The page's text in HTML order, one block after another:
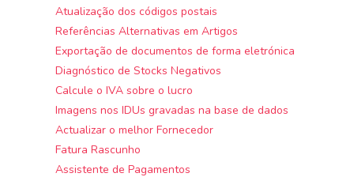
Atualização dos códigos postais
Referências Alternativas em Artigos
Exportação de documentos de forma eletrónica
Diagnóstico de Stocks Negativos
Calcule o IVA sobre o lucro
Imagens nos IDUs gravadas na base de dados
Actualizar o melhor Fornecedor
Fatura Rascunho
Assistente de Pagamentos